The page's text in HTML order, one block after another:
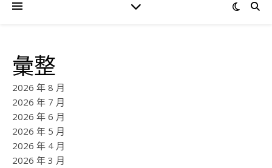
彙整
2026 年 8 月
2026 年 7 月
2026 年 6 月
2026 年 5 月
2026 年 4 月
2026 年 3 月